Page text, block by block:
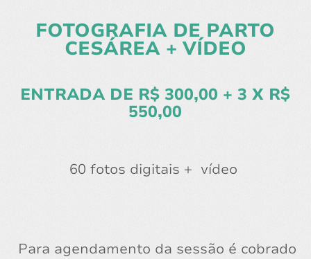
FOTOGRAFIA DE PARTO
CESÁREA + VÍDEO
ENTRADA DE R$ 300,00 + 3 X R$
550,00
60 fotos digitais + vídeo
Para agendamento da sessão é cobrado